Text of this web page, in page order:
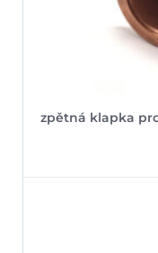
zpětná klapka